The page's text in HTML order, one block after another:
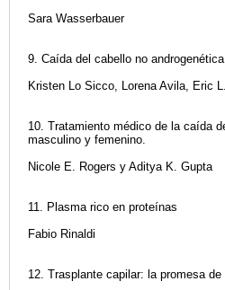
Sara Wasserbauer
9. Caída del cabello no
Kristen Lo Sicco, Lorena Avila, Eric
10. Tratamiento médico de la caída
masculino y femenino.
Nicole E. Rogers y Aditya K. Gupta
11. Plasma rico en proteínas
Fabio Rinaldi
12. Trasplante capilar: la promesa de